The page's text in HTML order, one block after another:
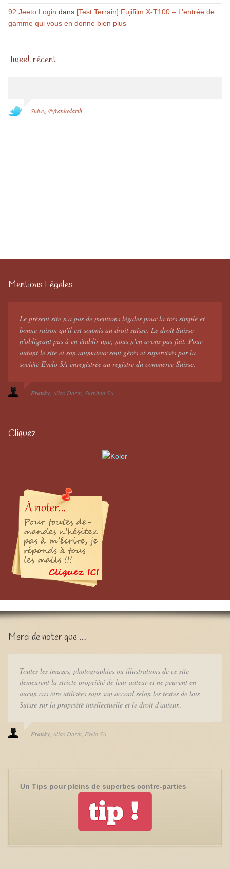
92 Jeeto Login dans [Test Terrain] Fujifilm X-T100 – L’entrée de
gamme qui vous en donne bien plus
Tweet récent
Suivez @frankydarth
Mentions Légales
Le présent site n'a pas de mentions légales pour la très simple et
bonne raison qu'il est soumis au droit suisse. Le droit Suisse
n'obligeant pas à en établir une, nous n'en avons pas fait. Pour
autant le site et son animateur sont gérés et supervisés par la
société Eyelo SA enregistrée au registre du commerce Suisse.
Franky Alias Darth Skynima SA
Cliquez
Merci de noter que …
Toutes les images, photographies ou illustrations de ce site
demeurent la stricte propriété de leur auteur et ne peuvent en
aucun cas être utilisées sans son accord selon les textes de lois
Suisse sur la propriété intellectuelle et le droit d'auteur..
Franky Alias Darth Eyelo SA
Un Tips pour pleins de superbes contre-parties